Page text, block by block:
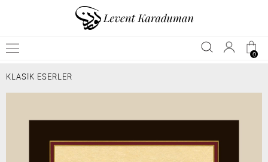
0
KLASİK ESERLER